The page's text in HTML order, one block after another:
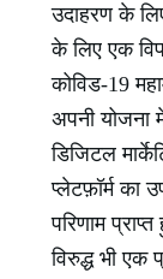
उदाहरण के
के लिए एक
कोविड-19
अपनी योजना
डिजिटल
प्लेटफ़ॉर्म का
परिणाम
विरुद्ध भी एक